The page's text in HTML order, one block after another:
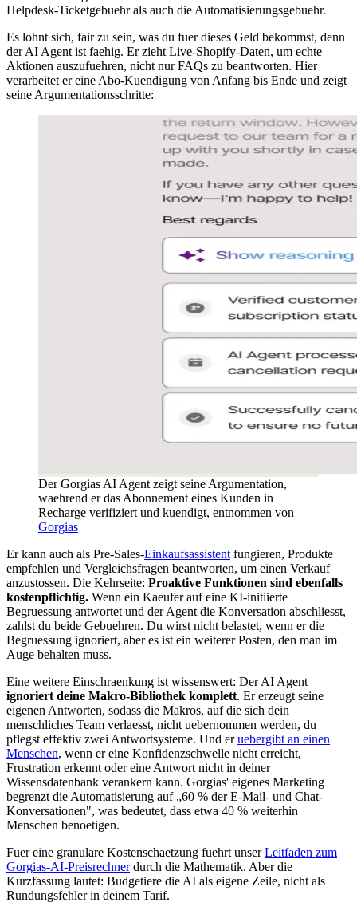
Helpdesk-Ticketgebuehr als auch die Automatisierungsgebuehr.
Es lohnt sich, fair zu sein, was du fuer dieses Geld bekommst, denn
der AI Agent ist faehig. Er zieht Live-Shopify-Daten, um echte
Aktionen auszufuehren, nicht nur FAQs zu beantworten. Hier
verarbeitet er eine Abo-Kuendigung von Anfang bis Ende und zeigt
seine Argumentationsschritte:
Der Gorgias AI Agent zeigt seine Argumentation,
waehrend er das Abonnement eines Kunden in
Recharge verifiziert und kuendigt, entnommen von
Gorgias
Er kann auch als Pre-Sales-Einkaufsassistent fungieren, Produkte
empfehlen und Vergleichsfragen beantworten, um einen Verkauf
anzustossen. Die Kehrseite: Proaktive Funktionen sind ebenfalls
kostenpflichtig. Wenn ein Kaeufer auf eine KI-initiierte
Begruessung antwortet und der Agent die Konversation abschliesst,
zahlst du beide Gebuehren. Du wirst nicht belastet, wenn er die
Begruessung ignoriert, aber es ist ein weiterer Posten, den man im
Auge behalten muss.
Eine weitere Einschraenkung ist wissenswert: Der AI Agent
ignoriert deine Makro-Bibliothek komplett. Er erzeugt seine
eigenen Antworten, sodass die Makros, auf die sich dein
menschliches Team verlaesst, nicht uebernommen werden, du
pflegst effektiv zwei Antwortsysteme. Und eruebergibt an einen
Menschen, wenn er eine Konfidenzschwelle nicht erreicht,
Frustration erkennt oder eine Antwort nicht in deiner
Wissensdatenbank verankern kann. Gorgias' eigenes Marketing
begrenzt die Automatisierung auf „60 % der E-Mail- und Chat-
Konversationen", was bedeutet, dass etwa 40 % weiterhin
Menschen benoetigen.
Fuer eine granulare Kostenschaetzung fuehrt unserLeitfaden zum
Gorgias-AI-Preisrechnerdurch die Mathematik. Aber die
Kurzfassung lautet: Budgetiere die AI als eigene Zeile, nicht als
Rundungsfehler in deinem Tarif.